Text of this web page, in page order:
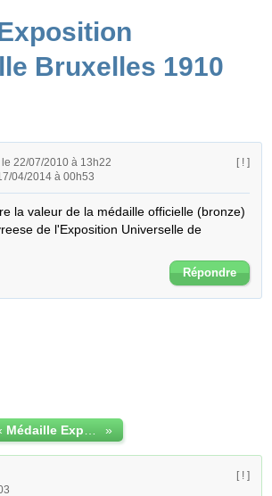
Bruxelles 1910
le 22/07/2010 à 13h22
04/2014 à 00h53
[ ! ]
la valeur de la médaille officielle (bronze)
de l'Exposition Universelle de
Répondre
»
[ ! ]